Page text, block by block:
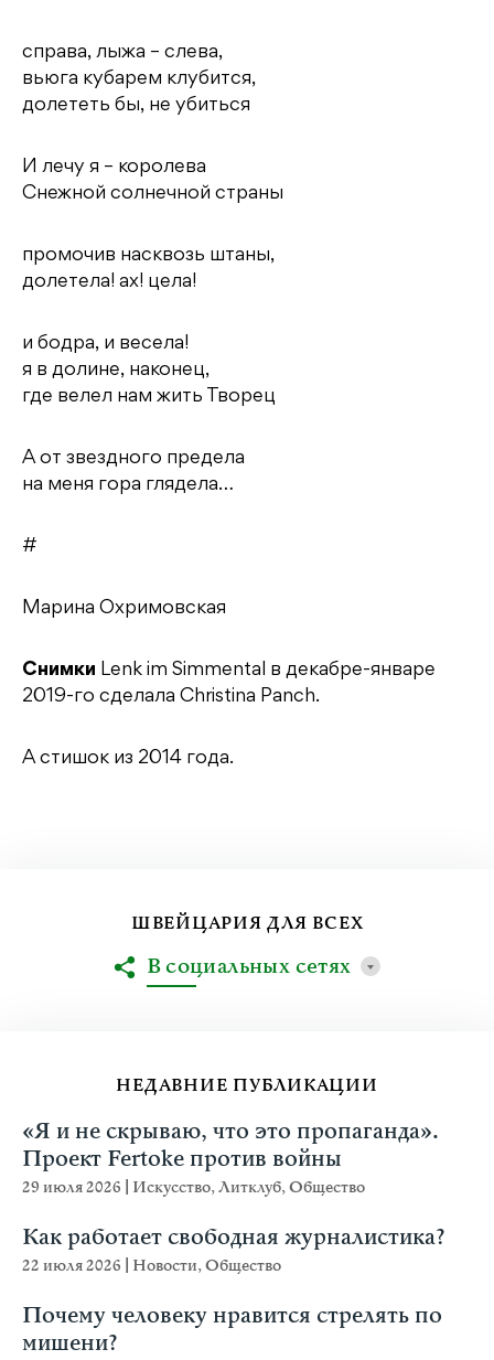
справа, лыжа – слева,
вьюга кубарем клубится,
долететь бы, не убиться
И лечу я – королева
Снежной солнечной страны
промочив насквозь штаны,
долетела! ах! цела!
и бодра, и весела!
я в долине, наконец,
где велел нам жить Творец
А от звездного предела
на меня гора глядела…
#
Марина Охримовская
Снимки Lenk im Simmental в декабре-январе
2019-го сделала Christina Panch.
А стишок из 2014 года.
НЕДАВНИЕ ПУБЛИКАЦИИ
«Я и не скрываю, что это пропаганда».
Проект Fertoke против войны
29 июля 2026 Искусство,Литклуб,Общество
Как работает свободная журналистика?
22 июля 2026 Новости,Общество
Почему человеку нравится стрелять по
мишени?
ШВЕЙЦАРИЯ ДЛЯ ВСЕХ
В социальных сетях